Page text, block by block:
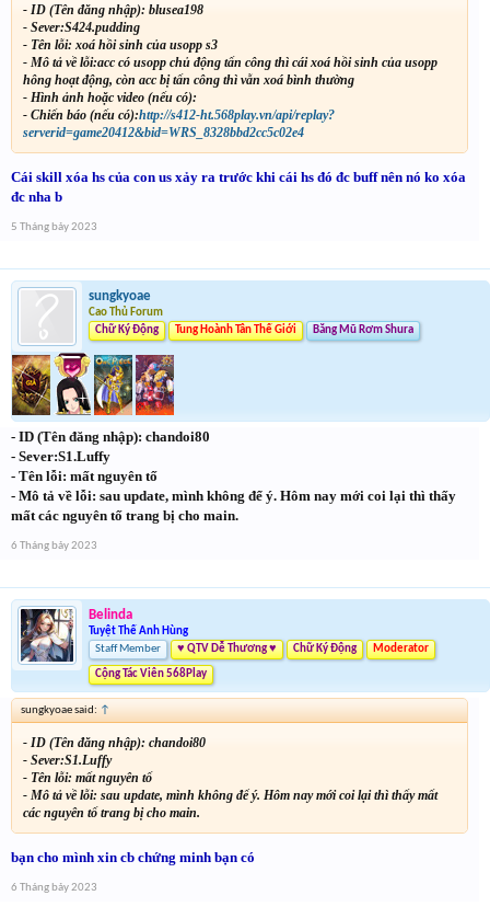
- ID (Tên đăng nhập): blusea198
- Sever:S424.pudding
- Tên lỗi: xoá hồi sinh của usopp s3
- Mô tả về lỗi:acc có usopp chủ động tấn công thì cái xoá hồi sinh của usopp
hông hoạt động, còn acc bị tấn công thì vẫn xoá bình thường
- Hình ảnh hoặc video (nếu có):
- Chiến báo (nếu có):http://s412-ht.568play.vn/api/replay?
serverid=game20412&bid=WRS_8328bbd2cc5c02e4
Cái skill xóa hs của con us xảy ra trước khi cái hs đó đc buff nên nó ko xóa
đc nha b
5 Tháng bảy 2023
sungkyoae
Cao Thủ Forum
Chữ Ký Động
Tung Hoành Tân Thế Giới Băng Mũ Rơm Shura
- ID (Tên đăng nhập): chandoi80
- Sever:S1.Luffy
- Tên lỗi: mất nguyên tố
- Mô tả về lỗi: sau update, mình không để ý. Hôm nay mới coi lại thì thấy
mất các nguyên tố trang bị cho main.
6 Tháng bảy 2023
Belinda
Tuyệt Thế Anh Hùng
Staff Member
♥ QTV Dễ Thương ♥ Chữ Ký Động Moderator
Cộng Tác Viên 568Play
sungkyoae said: ↑
- ID (Tên đăng nhập): chandoi80
- Sever:S1.Luffy
- Tên lỗi: mất nguyên tố
- Mô tả về lỗi: sau update, mình không để ý. Hôm nay mới coi lại thì thấy mất
các nguyên tố trang bị cho main.
bạn cho mình xin cb chứng minh bạn có
6 Tháng bảy 2023